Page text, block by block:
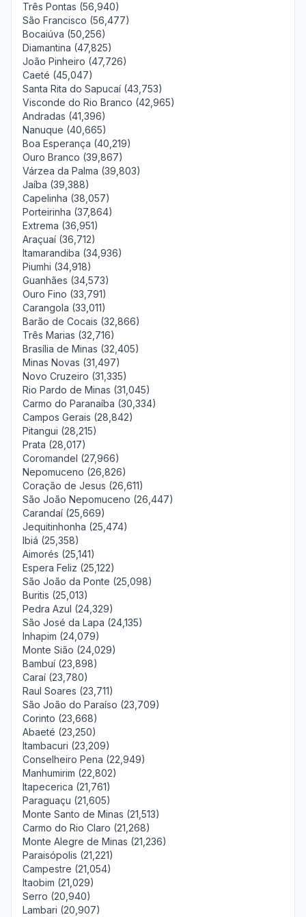
Três Pontas (56,940)
São Francisco (56,477)
Bocaiúva (50,256)
Diamantina (47,825)
João Pinheiro (47,726)
Caeté (45,047)
Santa Rita do Sapucaí (43,753)
Visconde do Rio Branco (42,965)
Andradas (41,396)
Nanuque (40,665)
Boa Esperança (40,219)
Ouro Branco (39,867)
Várzea da Palma (39,803)
Jaíba (39,388)
Capelinha (38,057)
Porteirinha (37,864)
Extrema (36,951)
Araçuaí (36,712)
Itamarandiba (34,936)
Piumhi (34,918)
Guanhães (34,573)
Ouro Fino (33,791)
Carangola (33,011)
Barão de Cocais (32,866)
Três Marias (32,716)
Brasília de Minas (32,405)
Minas Novas (31,497)
Novo Cruzeiro (31,335)
Rio Pardo de Minas (31,045)
Carmo do Paranaíba (30,334)
Campos Gerais (28,842)
Pitangui (28,215)
Prata (28,017)
Coromandel (27,966)
Nepomuceno (26,826)
Coração de Jesus (26,611)
São João Nepomuceno (26,447)
Carandaí (25,669)
Jequitinhonha (25,474)
Ibiá (25,358)
Aimorés (25,141)
Espera Feliz (25,122)
São João da Ponte (25,098)
Buritis (25,013)
Pedra Azul (24,329)
São José da Lapa (24,135)
Inhapim (24,079)
Monte Sião (24,029)
Bambuí (23,898)
Caraí (23,780)
Raul Soares (23,711)
São João do Paraíso (23,709)
Corinto (23,668)
Abaeté (23,250)
Itambacuri (23,209)
Conselheiro Pena (22,949)
Manhumirim (22,802)
Itapecerica (21,761)
Paraguaçu (21,605)
Monte Santo de Minas (21,513)
Carmo do Rio Claro (21,268)
Monte Alegre de Minas (21,236)
Paraisópolis (21,221)
Campestre (21,054)
Itaobim (21,029)
Serro (20,940)
Lambari (20,907)